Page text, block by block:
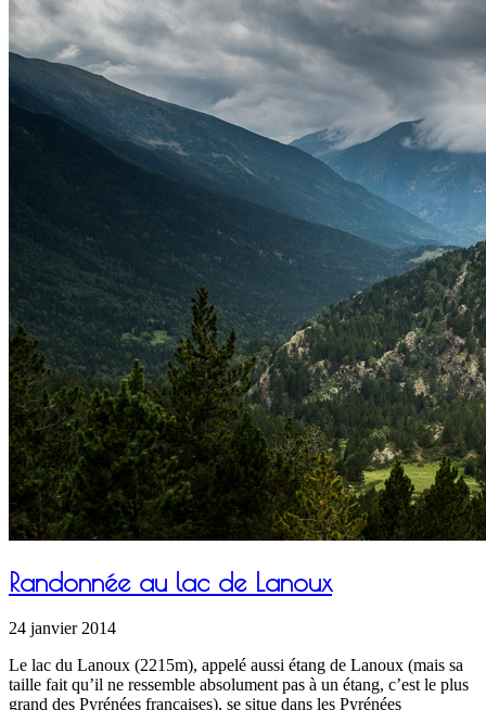
Randonnée au lac de Lanoux
24 janvier 2014
Le lac du Lanoux (2215m), appelé aussi étang de Lanoux (mais sa
taille fait qu’il ne ressemble absolument pas à un étang, c’est le plus
grand des Pyrénées françaises), se situe dans les Pyrénées